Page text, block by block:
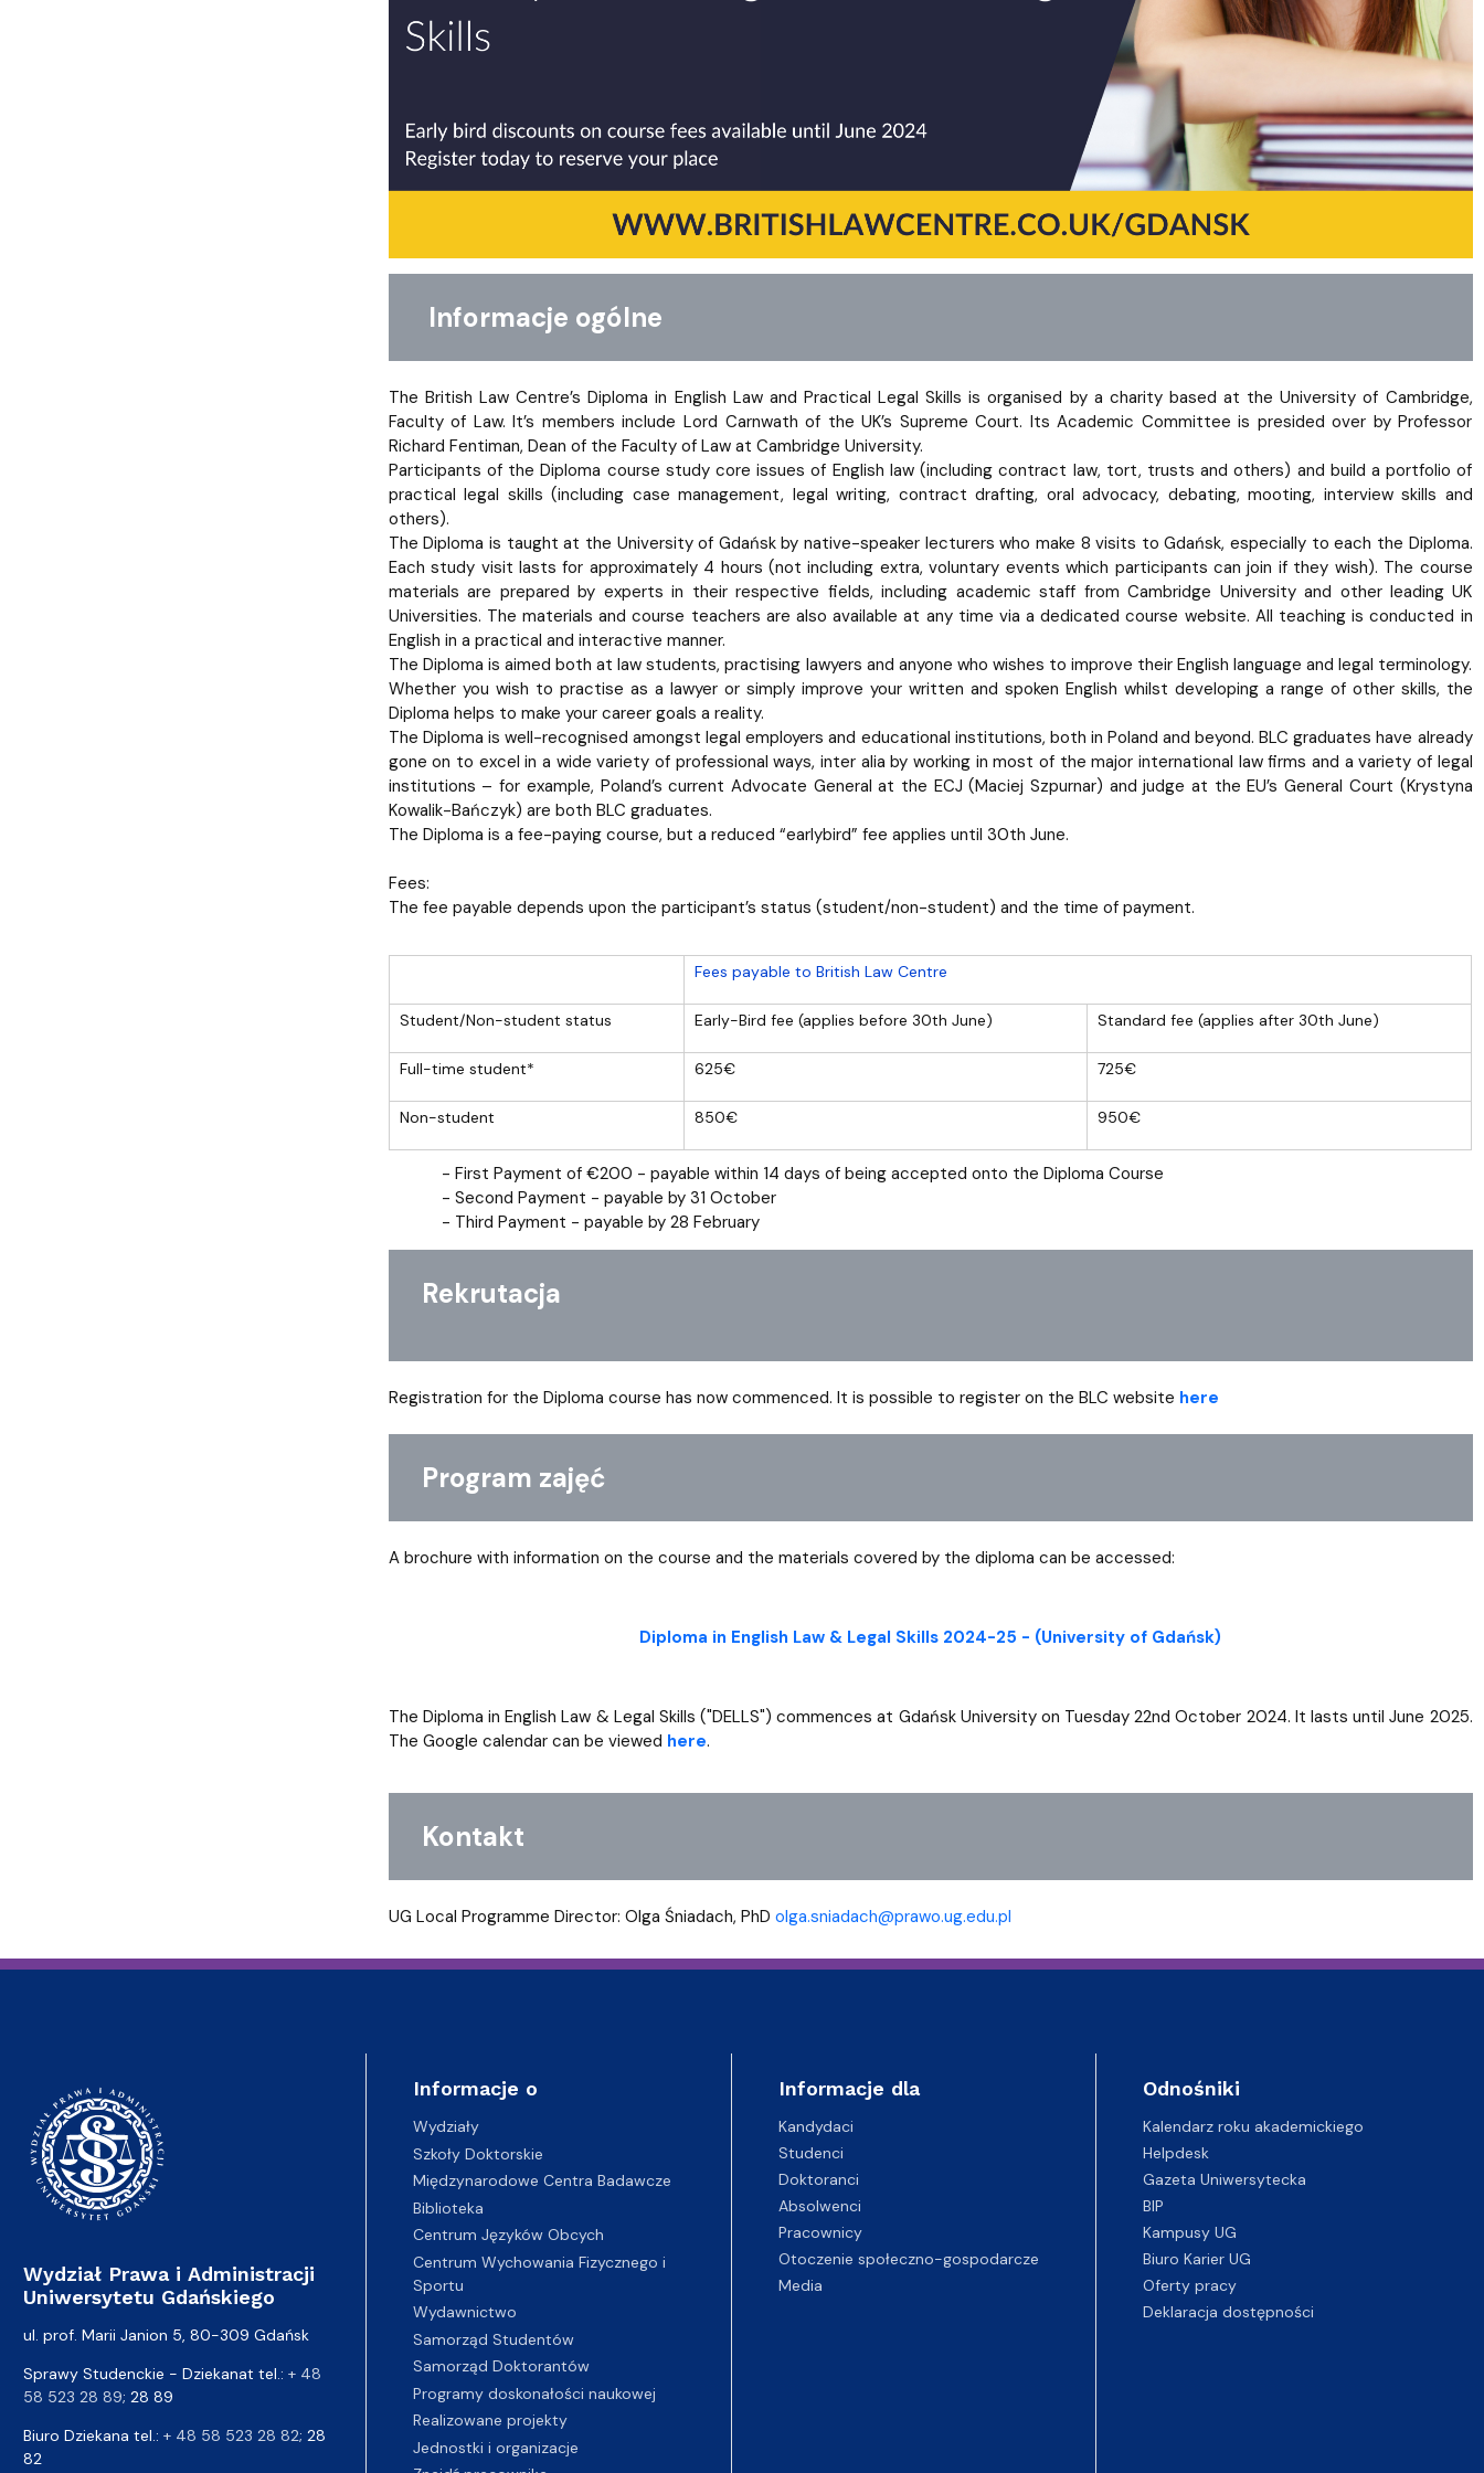
Informacje ogólne
The British Law Centre’s Diploma in English Law and Practical Legal Skills is organised by a charity based at the University of Cambridge,
Faculty of Law. It’s members include Lord Carnwath of the UK’s Supreme Court. Its Academic Committee is presided over by Professor
Richard Fentiman, Dean of the Faculty of Law at Cambridge University.
Participants of the Diploma course study core issues of English law (including contract law, tort, trusts and others) and build a portfolio of
practical legal skills (including case management, legal writing, contract drafting, oral advocacy, debating, mooting, interview skills and
others).
The Diploma is taught at the University of Gdańsk by native-speaker lecturers who make 8 visits to Gdańsk, especially to each the Diploma.
Each study visit lasts for approximately 4 hours (not including extra, voluntary events which participants can join if they wish). The course
materials are prepared by experts in their respective fields, including academic staff from Cambridge University and other leading UK
Universities. The materials and course teachers are also available at any time via a dedicated course website. All teaching is conducted in
English in a practical and interactive manner.
The Diploma is aimed both at law students, practising lawyers and anyone who wishes to improve their English language and legal terminology.
Whether you wish to practise as a lawyer or simply improve your written and spoken English whilst developing a range of other skills, the
Diploma helps to make your career goals a reality.
The Diploma is well-recognised amongst legal employers and educational institutions, both in Poland and beyond. BLC graduates have already
gone on to excel in a wide variety of professional ways, inter alia by working in most of the major international law firms and a variety of legal
institutions – for example, Poland’s current Advocate General at the ECJ (Maciej Szpurnar) and judge at the EU’s General Court (Krystyna
Kowalik-Bańczyk) are both BLC graduates.
The Diploma is a fee-paying course, but a reduced “earlybird” fee applies until 30th June.
Fees:
The fee payable depends upon the participant’s status (student/non-student) and the time of payment.
Fees payable to British Law Centre
Student/Non-student status Early-Bird fee (applies before 30th June) Standard fee (applies after 30th June)
Full-time student* 625€ 725€
Non-student 850€ 950€
- First Payment of €200 - payable within 14 days of being accepted onto the Diploma Course
- Second Payment - payable by 31 October
- Third Payment - payable by 28 February
Rekrutacja
Registration for the Diploma course has now commenced. It is possible to register on the BLC website here
Program zajęć
A brochure with information on the course and the materials covered by the diploma can be accessed:
Diploma in English Law & Legal Skills 2024-25 - (University of Gdańsk)
The Diploma in English Law & Legal Skills ("DELLS") commences at Gdańsk University on Tuesday 22nd October 2024. It lasts until June 2025.
The Google calendar can be viewed here.
Kontakt
UG Local Programme Director: Olga Śniadach, PhD olga.sniadach@prawo.ug.edu.pl
Wydział Prawa i Administracji
Uniwersytetu Gdańskiego
ul. prof. Marii Janion 5, 80-309 Gdańsk
Sprawy Studenckie - Dziekanat tel.: + 48
58 523 28 89; 28 89
Biuro Dziekana tel.: + 48 58 523 28 82; 28
82
Informacje o
Wydziały
Szkoły Doktorskie
Międzynarodowe Centra Badawcze
Biblioteka
Centrum Języków Obcych
Centrum Wychowania Fizycznego i
Sportu
Wydawnictwo
Samorząd Studentów
Samorząd Doktorantów
Programy doskonałości naukowej
Realizowane projekty
Jednostki i organizacje
Informacje dla
Kandydaci
Studenci
Doktoranci
Absolwenci
Pracownicy
Otoczenie społeczno-gospodarcze
Media
Odnośniki
Kalendarz roku akademickiego
Helpdesk
Gazeta Uniwersytecka
BIP
Kampusy UG
Biuro Karier UG
Oferty pracy
Deklaracja dostępności